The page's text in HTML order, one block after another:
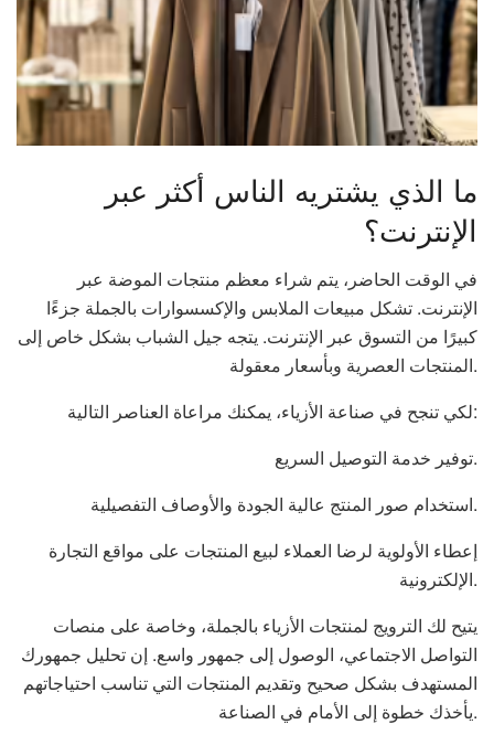
ما الذي يشتريه الناس أكثر عبر
الإنترنت؟
في الوقت الحاضر، يتم شراء معظم منتجات الموضة عبر
الإنترنت. تشكل مبيعات الملابس والإكسسوارات بالجملة جزءًا
كبيرًا من التسوق عبر الإنترنت. يتجه جيل الشباب بشكل خاص إلى
المنتجات العصرية وبأسعار معقولة.
لكي تنجح في صناعة الأزياء، يمكنك مراعاة العناصر التالية:
توفير خدمة التوصيل السريع.
استخدام صور المنتج عالية الجودة والأوصاف التفصيلية.
إعطاء الأولوية لرضا العملاء لبيع المنتجات على مواقع التجارة
الإلكترونية.
يتيح لك الترويج لمنتجات الأزياء بالجملة، وخاصة على منصات
التواصل الاجتماعي، الوصول إلى جمهور واسع. إن تحليل جمهورك
المستهدف بشكل صحيح وتقديم المنتجات التي تناسب احتياجاتهم
يأخذك خطوة إلى الأمام في الصناعة.